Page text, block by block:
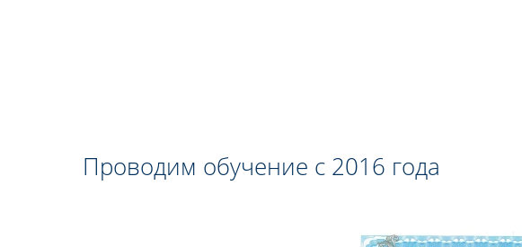
Проводим обучение с 2016 года